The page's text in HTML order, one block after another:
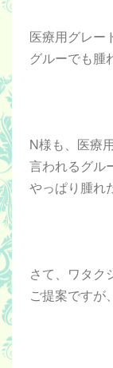
医療用グレー
グルーでも腫
N様も、医療
言われるグル
やっぱり腫れ
さて、ワタク
ご提案ですが、